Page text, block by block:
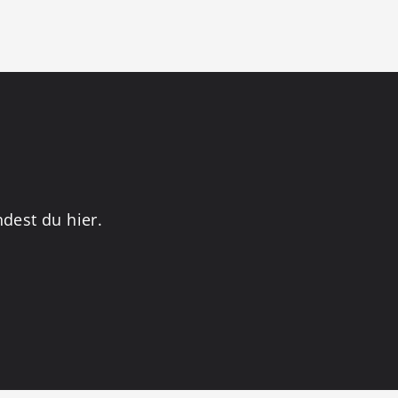
du hier.